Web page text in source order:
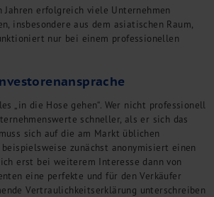
erfolgreich viele Unternehmen
insbesondere aus dem asiatischen Raum,
nur bei einem professionellen
„in die Hose gehen“. Wer nicht professionell
schneller, als er sich das
sich auf die am Markt üblichen
zunächst anonymisiert einen
erst bei weiterem Interesse dann von
eine perfekte und für den Verkäufer
Vertraulichkeitserklärung unterschreiben